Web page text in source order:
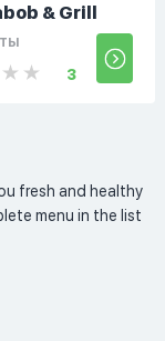
& Grill
3
fresh and healthy
menu in the list